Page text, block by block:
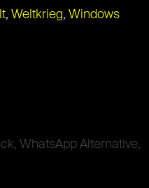
, Weltkrieg, Windows
WhatsApp Alternative,